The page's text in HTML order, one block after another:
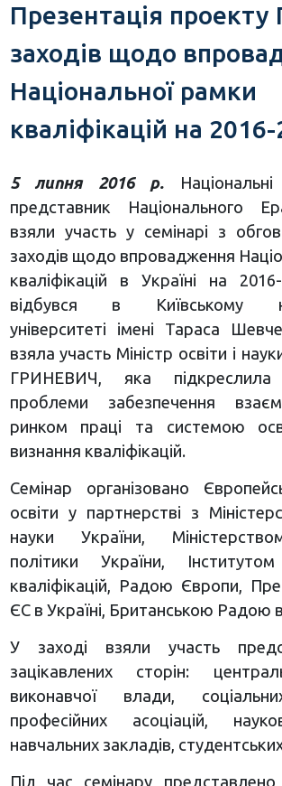
Презентація проекту
заходів щодо
Національної рамки
кваліфікацій на
5 липня 2016 р.
представник Національного
взяли участь у семінарі з
заходів щодо впровадження
кваліфікацій в Україні на
відбувся в Київському
університеті імені Тараса
взяла участь Міністр освіти і
ГРИНЕВИЧ, яка підкреслила
проблеми забезпечення
ринком праці та системою
визнання кваліфікацій.
Семінар організовано
освіти у партнерстві з
науки України,
політики України,
кваліфікацій, Радою Європи,
ЄС в Україні, Британською Радою в
У заході взяли участь
зацікавлених сторін:
виконавчої влади,
професійних асоціацій,
навчальних закладів, студентських
Під час семінару